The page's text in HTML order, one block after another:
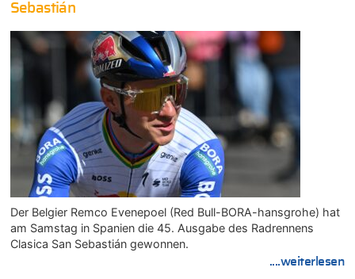
Sebastián
Der Belgier Remco Evenepoel (Red Bull-BORA-hansgrohe) hat
am Samstag in Spanien die 45. Ausgabe des Radrennens
Clasica San Sebastián gewonnen.
....weiterlesen